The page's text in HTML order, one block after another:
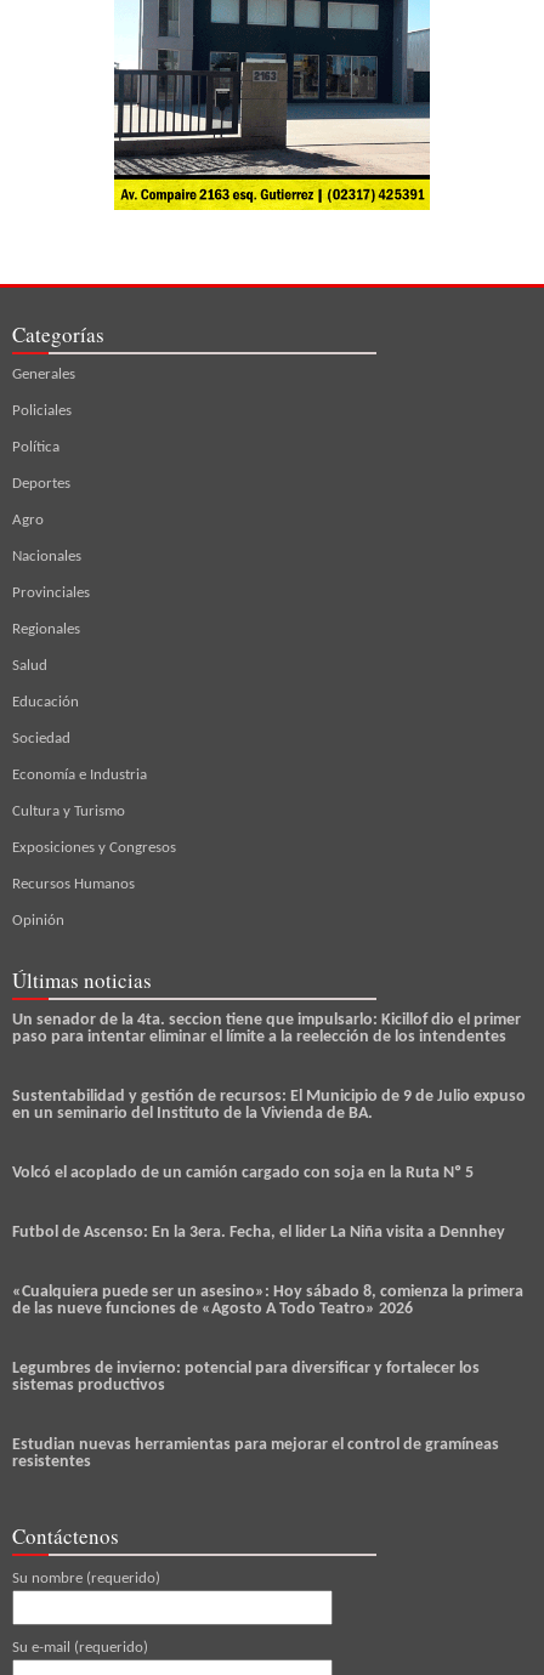
Categorías
Generales
Policiales
Política
Deportes
Agro
Nacionales
Provinciales
Regionales
Salud
Educación
Sociedad
Economía e Industria
Cultura y Turismo
Exposiciones y Congresos
Recursos Humanos
Opinión
Últimas noticias
Un senador de la 4ta. seccion tiene que impulsarlo: Kicillof dio el primer
paso para intentar eliminar el límite a la reelección de los intendentes
Sustentabilidad y gestión de recursos: El Municipio de 9 de Julio expuso
en un seminario del Instituto de la Vivienda de BA.
Volcó el acoplado de un camión cargado con soja en la Ruta Nº 5
Futbol de Ascenso: En la 3era. Fecha, el lider La Niña visita a Dennhey
«Cualquiera puede ser un asesino»: Hoy sábado 8, comienza la primera
de las nueve funciones de «Agosto A Todo Teatro» 2026
Legumbres de invierno: potencial para diversificar y fortalecer los
sistemas productivos
Estudian nuevas herramientas para mejorar el control de gramíneas
resistentes
Contáctenos
Su nombre (requerido)
Su e-mail (requerido)